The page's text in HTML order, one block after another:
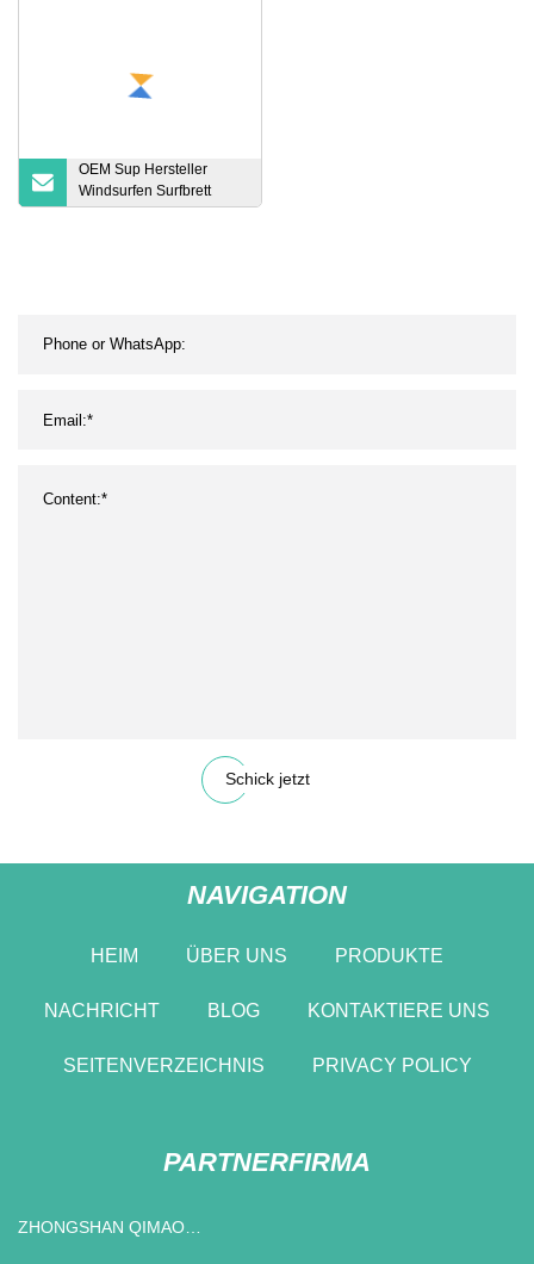
OEM Sup Hersteller
Windsurfen Surfbrett
Windsurf Paddle Board
Schick jetzt
NAVIGATION
HEIM ÜBER UNS PRODUKTE
NACHRICHT BLOG KONTAKTIERE UNS
SEITENVERZEICHNIS PRIVACY POLICY
PARTNERFIRMA
ZHONGSHAN QIMAO